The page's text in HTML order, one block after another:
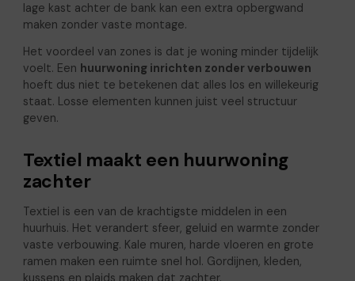
lage kast achter de bank kan een extra opbergwand
maken zonder vaste montage.
Het voordeel van zones is dat je woning minder tijdelijk
voelt. Een huurwoning inrichten zonder verbouwen
hoeft dus niet te betekenen dat alles los en willekeurig
staat. Losse elementen kunnen juist veel structuur
geven.
Textiel maakt een huurwoning
zachter
Textiel is een van de krachtigste middelen in een
huurhuis. Het verandert sfeer, geluid en warmte zonder
vaste verbouwing. Kale muren, harde vloeren en grote
ramen maken een ruimte snel hol. Gordijnen, kleden,